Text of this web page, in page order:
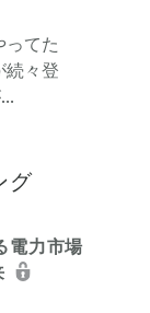
ってた
続々登
グ
電力市場